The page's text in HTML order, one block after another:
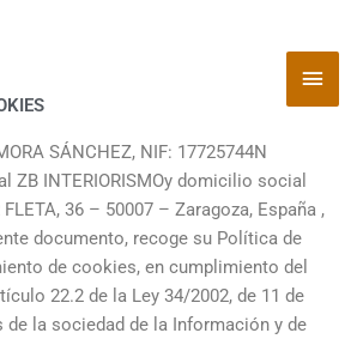
SÁNCHEZ, NIF: 17725744N
ZB INTERIORISMOy domicilio social
FLETA, 36 – 50007 – Zaragoza, España ,
documento, recoge su Política de
de cookies, en cumplimiento del
22.2 de la Ley 34/2002, de 11 de
de la sociedad de la Información y de